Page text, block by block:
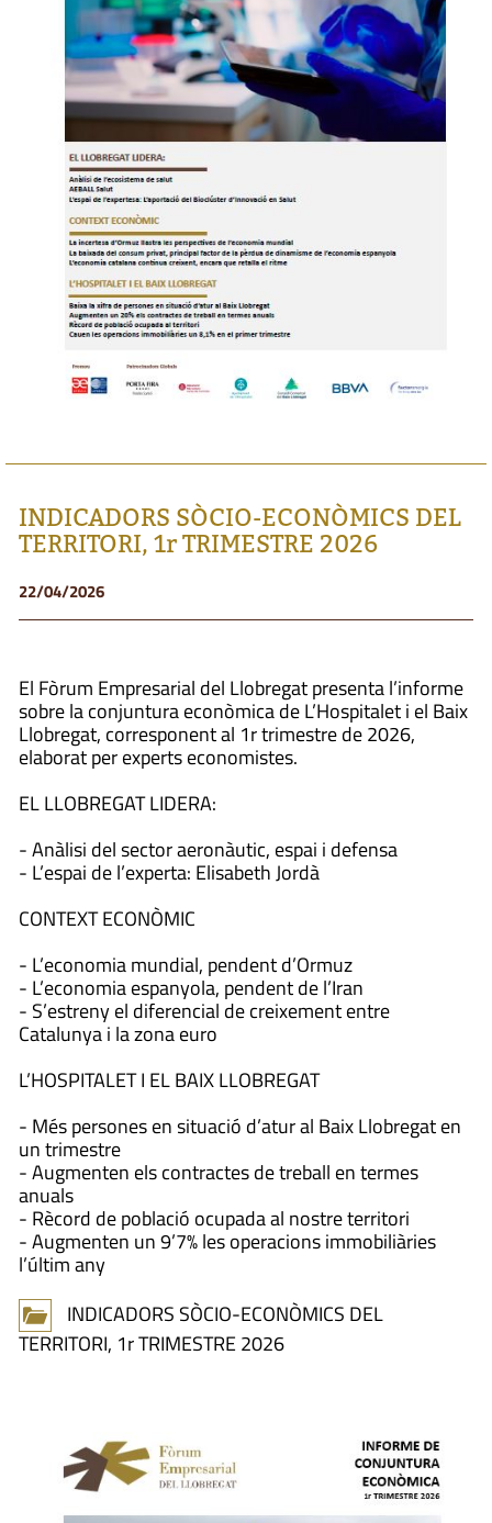
INDICADORS SÒCIO-ECONÒMICS DEL
TERRITORI, 1r TRIMESTRE 2026
22/04/2026
El Fòrum Empresarial del Llobregat presenta l’informe
sobre la conjuntura econòmica de L’Hospitalet i el Baix
Llobregat, corresponent al 1r trimestre de 2026,
elaborat per experts economistes.
EL LLOBREGAT LIDERA:
- Anàlisi del sector aeronàutic, espai i defensa
- L’espai de l’experta: Elisabeth Jordà
CONTEXT ECONÒMIC
- L’economia mundial, pendent d’Ormuz
- L’economia espanyola, pendent de l’Iran
- S’estreny el diferencial de creixement entre
Catalunya i la zona euro
L’HOSPITALET I EL BAIX LLOBREGAT
- Més persones en situació d’atur al Baix Llobregat en
un trimestre
- Augmenten els contractes de treball en termes
anuals
- Rècord de població ocupada al nostre territori
- Augmenten un 9’7% les operacions immobiliàries
l’últim any
INDICADORS SÒCIO-ECONÒMICS DEL
TERRITORI, 1r TRIMESTRE 2026